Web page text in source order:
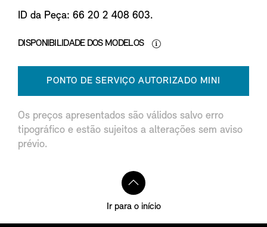
ID da Peça: 66 20 2 408 603.
DISPONIBILIDADE DOS MODELOS
PONTO DE SERVIÇO AUTORIZADO MINI
Os preços apresentados são válidos salvo erro
tipográfico e estão sujeitos a alterações sem aviso
prévio.
Ir para o início